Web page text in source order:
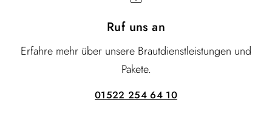
Ruf uns an
Erfahre mehr über unsere Brautdienstleistungen und
Pakete.
01522 254 64 10